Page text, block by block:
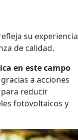
su experiencia
de calidad.
en este campo
a acciones
reducir
fotovoltaicos y